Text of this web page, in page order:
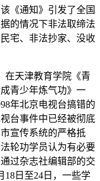
《通知》引发了全国
的情况下非法取缔法
宅、非法抄家、没收
在天津教育学院《青
青少年炼气功》一
年北京电视台搞错的
台事件中已经被彻底
宣传系统的严格抵
轮功学员认为有必要
过杂志社编辑部的交
18日至24日，一些学